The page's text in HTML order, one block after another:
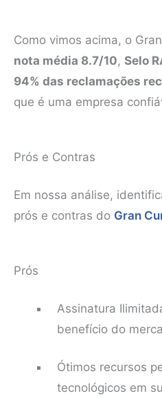
Como vimos acima, o
nota média 8.7/10, Selo
94% das reclamações
que é uma empresa
Prós e Contras
Em nossa análise,
prós e contras do Gran
Prós
Assinatura
benefício do
Ótimos recursos
tecnológicos em